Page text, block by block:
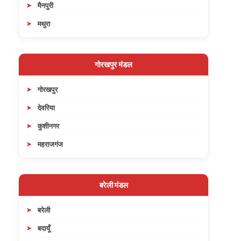
मैनपुरी
मथुरा
गोरखपुर मंडल
गोरखपुर
देवरिया
कुशीनगर
महराजगंज
बरेली मंडल
बरेली
बदायूँ